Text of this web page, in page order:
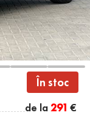
În stoc
de la291 €